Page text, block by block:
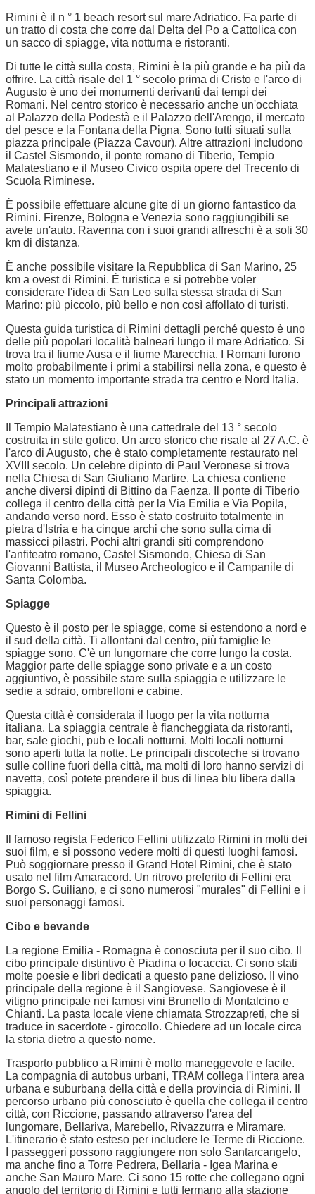
Rimini è il n ° 1 beach resort sul mare Adriatico. Fa parte di
un tratto di costa che corre dal Delta del Po a Cattolica con
un sacco di spiagge, vita notturna e ristoranti.
Di tutte le città sulla costa, Rimini è la più grande e ha più da
offrire. La città risale del 1 ° secolo prima di Cristo e l'arco di
Augusto è uno dei monumenti derivanti dai tempi dei
Romani. Nel centro storico è necessario anche un'occhiata
al Palazzo della Podestà e il Palazzo dell'Arengo, il mercato
del pesce e la Fontana della Pigna. Sono tutti situati sulla
piazza principale (Piazza Cavour). Altre attrazioni includono
il Castel Sismondo, il ponte romano di Tiberio, Tempio
Malatestiano e il Museo Civico ospita opere del Trecento di
Scuola Riminese.
È possibile effettuare alcune gite di un giorno fantastico da
Rimini. Firenze, Bologna e Venezia sono raggiungibili se
avete un'auto. Ravenna con i suoi grandi affreschi è a soli 30
km di distanza.
È anche possibile visitare la Repubblica di San Marino, 25
km a ovest di Rimini. È turistica e si potrebbe voler
considerare l'idea di San Leo sulla stessa strada di San
Marino: più piccolo, più bello e non così affollato di turisti.
Questa guida turistica di Rimini dettagli perché questo è uno
delle più popolari località balneari lungo il mare Adriatico. Si
trova tra il fiume Ausa e il fiume Marecchia. I Romani furono
molto probabilmente i primi a stabilirsi nella zona, e questo è
stato un momento importante strada tra centro e Nord Italia.
Principali attrazioni
Il Tempio Malatestiano è una cattedrale del 13 ° secolo
costruita in stile gotico. Un arco storico che risale al 27 A.C. è
l'arco di Augusto, che è stato completamente restaurato nel
XVIII secolo. Un celebre dipinto di Paul Veronese si trova
nella Chiesa di San Giuliano Martire. La chiesa contiene
anche diversi dipinti di Bittino da Faenza. Il ponte di Tiberio
collega il centro della città per la Via Emilia e Via Popila,
andando verso nord. Esso è stato costruito totalmente in
pietra d'Istria e ha cinque archi che sono sulla cima di
massicci pilastri. Pochi altri grandi siti comprendono
l'anfiteatro romano, Castel Sismondo, Chiesa di San
Giovanni Battista, il Museo Archeologico e il Campanile di
Santa Colomba.
Spiagge
Questo è il posto per le spiagge, come si estendono a nord e
il sud della città. Ti allontani dal centro, più famiglie le
spiagge sono. C'è un lungomare che corre lungo la costa.
Maggior parte delle spiagge sono private e a un costo
aggiuntivo, è possibile stare sulla spiaggia e utilizzare le
sedie a sdraio, ombrelloni e cabine.
Questa città è considerata il luogo per la vita notturna
italiana. La spiaggia centrale è fiancheggiata da ristoranti,
bar, sale giochi, pub e locali notturni. Molti locali notturni
sono aperti tutta la notte. Le principali discoteche si trovano
sulle colline fuori della città, ma molti di loro hanno servizi di
navetta, così potete prendere il bus di linea blu libera dalla
spiaggia.
Rimini di Fellini
Il famoso regista Federico Fellini utilizzato Rimini in molti dei
suoi film, e si possono vedere molti di questi luoghi famosi.
Può soggiornare presso il Grand Hotel Rimini, che è stato
usato nel film Amaracord. Un ritrovo preferito di Fellini era
Borgo S. Guiliano, e ci sono numerosi "murales" di Fellini e i
suoi personaggi famosi.
Cibo e bevande
La regione Emilia - Romagna è conosciuta per il suo cibo. Il
cibo principale distintivo è Piadina o focaccia. Ci sono stati
molte poesie e libri dedicati a questo pane delizioso. Il vino
principale della regione è il Sangiovese. Sangiovese è il
vitigno principale nei famosi vini Brunello di Montalcino e
Chianti. La pasta locale viene chiamata Strozzapreti, che si
traduce in sacerdote - girocollo. Chiedere ad un locale circa
la storia dietro a questo nome.
Trasporto pubblico a Rimini è molto maneggevole e facile.
La compagnia di autobus urbani, TRAM collega l'intera area
urbana e suburbana della città e della provincia di Rimini. Il
percorso urbano più conosciuto è quella che collega il centro
città, con Riccione, passando attraverso l'area del
lungomare, Bellariva, Marebello, Rivazzurra e Miramare.
L'itinerario è stato esteso per includere le Terme di Riccione.
I passeggeri possono raggiungere non solo Santarcangelo,
ma anche fino a Torre Pedrera, Bellaria - Igea Marina e
anche San Mauro Mare. Ci sono 15 rotte che collegano ogni
angolo del territorio di Rimini e tutti fermano alla stazione